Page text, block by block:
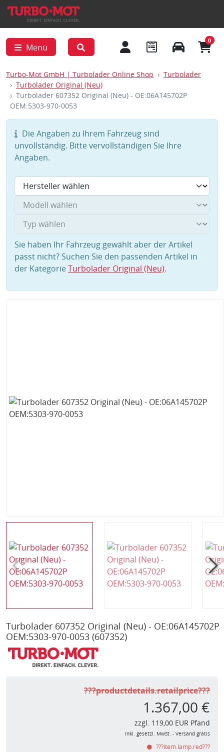
Menü
0
Turbo-Mot GmbH | Turbolader Online Shop
Turbolader
Turbolader Original (Neu)
Turbolader 607352 Original (Neu) - OE:06A145702P
OEM:5303-970-0053
Die Angaben zu Ihrem Fahrzeug sind
unvollständig. Bitte vervollständigen Sie Ihre
Angaben.
Sie haben Ihr Fahrzeug gewählt aber der Artikel
passt nicht? Suchen Sie den passenden Artikel in
der KategorieTurbolader Original (Neu).
Turbolader 607352 Original (Neu) - OE:06A145702P
OEM:5303-970-0053 (607352)
???productdetails.retailprice???
1.367,00 €
zzgl. 119,00 EUR Pfand
inkl. gesetzl. MwSt. - Versand gratis
???item.lamp.red???